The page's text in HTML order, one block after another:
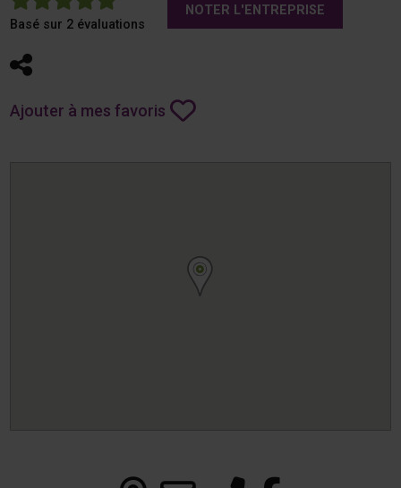
Basé sur 2 évaluations
NOTER L'ENTREPRISE
Partager
Ajouter à mes favoris